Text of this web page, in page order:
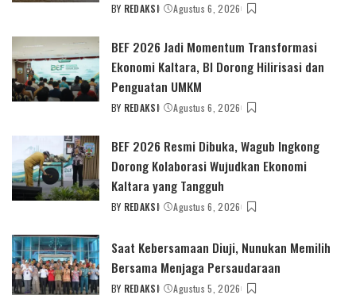
POSTED
BY REDAKSI Agustus 6, 2026
BEF 2026 Jadi Momentum Transformasi
Ekonomi Kaltara, BI Dorong Hilirisasi dan
Penguatan UMKM
POSTED
BY REDAKSI Agustus 6, 2026
BEF 2026 Resmi Dibuka, Wagub Ingkong
Dorong Kolaborasi Wujudkan Ekonomi
Kaltara yang Tangguh
POSTED
BY REDAKSI Agustus 6, 2026
Saat Kebersamaan Diuji, Nunukan Memilih
Bersama Menjaga Persaudaraan
BY REDAKSI Agustus 5, 2026